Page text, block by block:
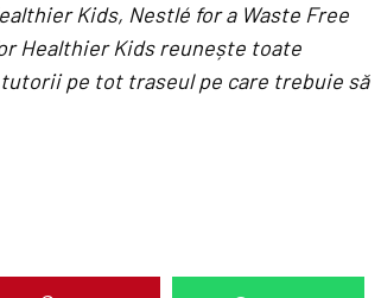
Kids, Nestlé for a Waste Free
Healthier Kids reunește toate
pe tot traseul pe care trebuie să